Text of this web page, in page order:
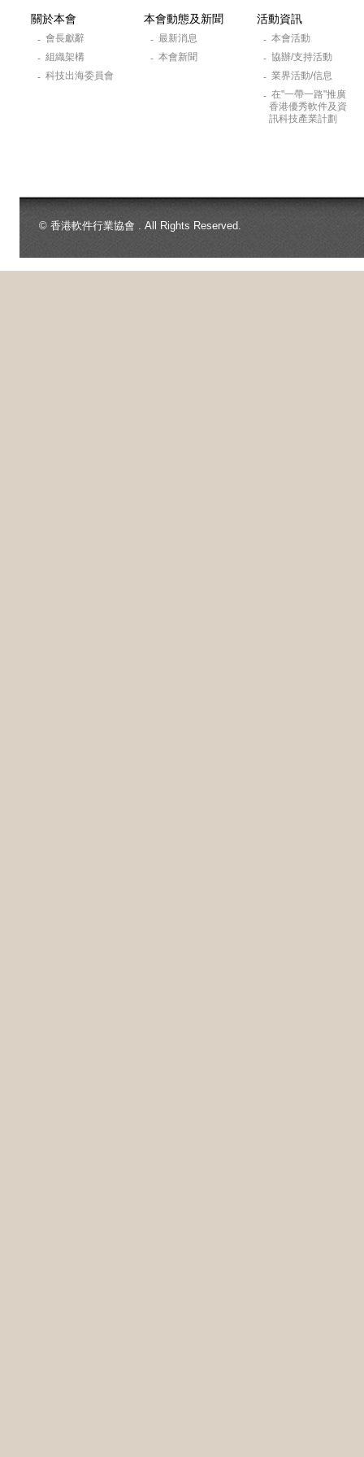
關於本會
- 會長獻辭
- 組織架構
- 科技出海委員會
本會動態及新聞
- 最新消息
- 本會新聞
活動資訊
- 本會活動
- 協辦/支持活動
- 業界活動/信息
- 在"一帶一路"推廣
香港優秀軟件及資
訊科技產業計劃
© 香港軟件行業協會 . All Rights Reserved.